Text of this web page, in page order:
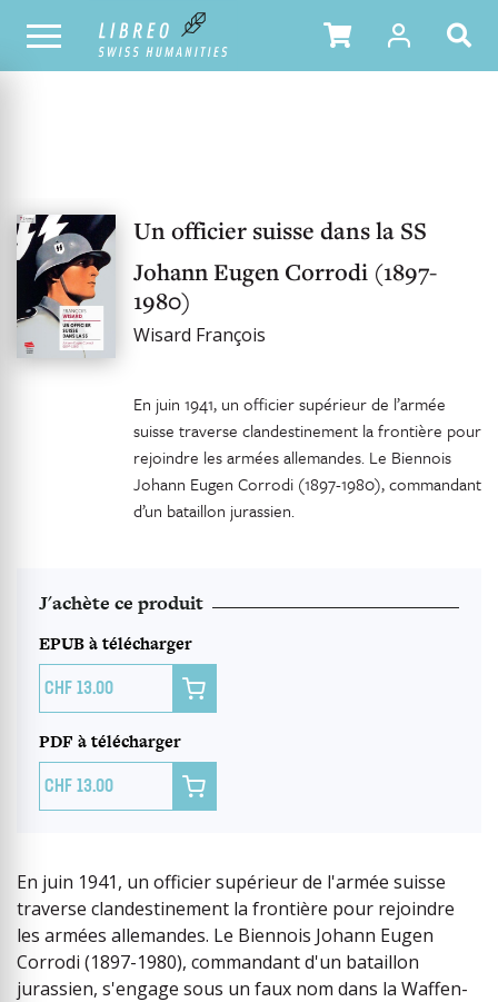
NOTRE CATALOGUE
Un officier suisse dans la SS
Johann Eugen Corrodi (1897-
1980)
Wisard François
En juin 1941, un officier supérieur de l’armée
suisse traverse clandestinement la frontière pour
rejoindre les armées allemandes. Le Biennois
Johann Eugen Corrodi (1897-1980), commandant
d’un bataillon jurassien.
J'achète ce produit
EPUB à télécharger
13.00 
PDF à télécharger
13.00 
En juin 1941, un officier supérieur de l'armée suisse
traverse clandestinement la frontière pour rejoindre
les armées allemandes. Le Biennois Johann Eugen
Corrodi (1897-1980), commandant d'un bataillon
jurassien, s'engage sous un faux nom dans la Waffen-